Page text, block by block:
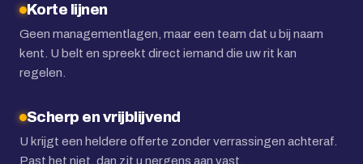
Korte lijnen
Geen managementlagen, maar een team dat u bij naam
kent. U belt en spreekt direct iemand die uw rit kan
regelen.
Scherp en vrijblijvend
U krijgt een heldere offerte zonder verrassingen achteraf.
Past het niet, dan zit u nergens aan vast.